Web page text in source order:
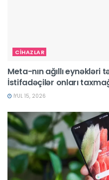
CİHAZLAR
Meta-nın ağıllı
İstifadəçilər onları
İYUL 15, 2026